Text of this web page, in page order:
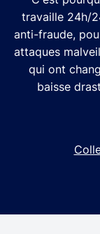
travaille 24h/
anti-fraude,
attaques
qui ont
baisse